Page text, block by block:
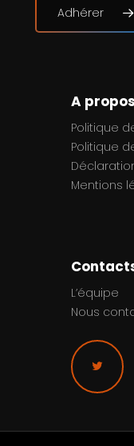
Adhérer
A propos
Politique
Politique
Mentions
L’équipe
Nous